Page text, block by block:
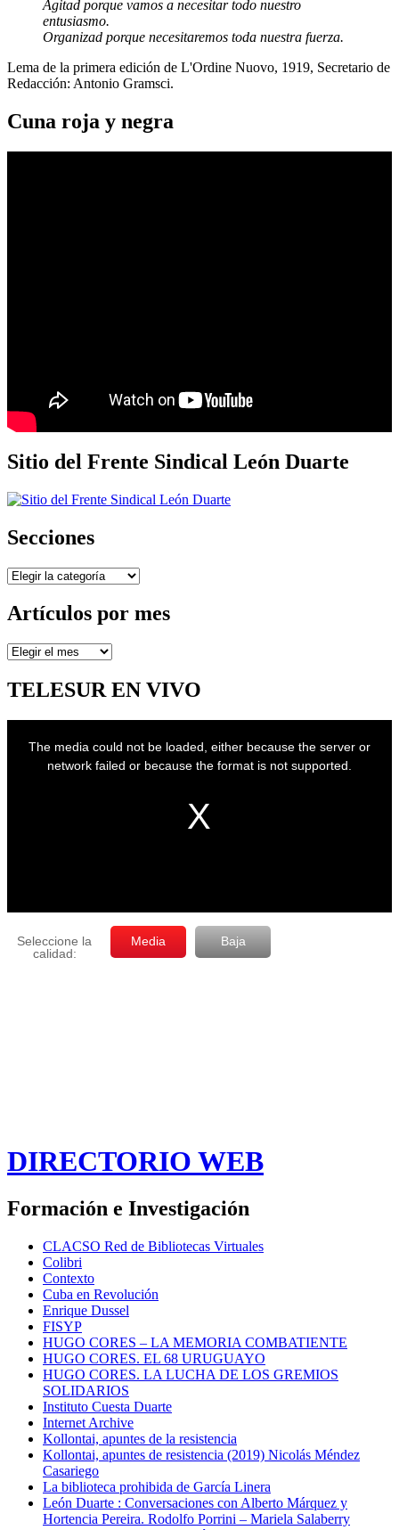
Agitad porque vamos a necesitar todo nuestro
entusiasmo.
Organizad porque necesitaremos toda nuestra fuerza.
Lema de la primera edición de L'Ordine Nuovo, 1919, Secretario de
Redacción: Antonio Gramsci.
Cuna roja y negra
Sitio del Frente Sindical León Duarte
Secciones
Secciones
Artículos por mes
Artículos
mes
TELESUR EN VIVO
DIRECTORIO WEB
Formación e Investigación
CLACSO Red de Bibliotecas Virtuales
Colibri
Contexto
Cuba en Revolución
Enrique Dussel
FISYP
HUGO CORES – LA MEMORIA COMBATIENTE
HUGO CORES. EL 68 URUGUAYO
HUGO CORES. LA LUCHA DE LOS GREMIOS
SOLIDARIOS
Instituto Cuesta Duarte
Internet Archive
Kollontai, apuntes de la resistencia
Kollontai, apuntes de resistencia (2019) Nicolás Méndez
Casariego
La biblioteca prohibida de García Linera
León Duarte : Conversaciones con Alberto Márquez y
Hortencia Pereira. Rodolfo Porrini – Mariela Salaberry